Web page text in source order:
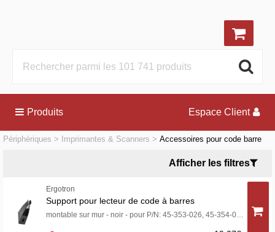
Produits Espace Client
Périphériques Imprimantes & Scanners Accessoires pour code barre
Afficher les filtres
Ergotron
Support pour lecteur de code à barres